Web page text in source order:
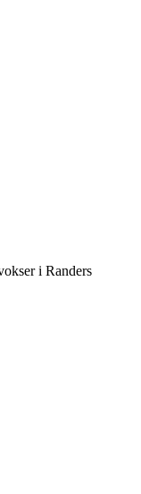
i Randers